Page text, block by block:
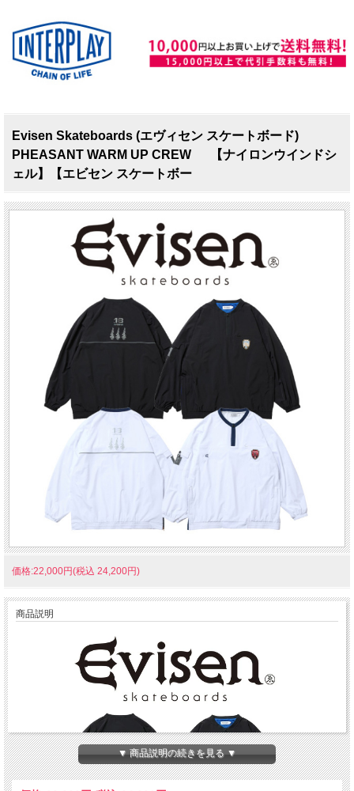
Evisen Skateboards (エヴィセン スケートボード)
PHEASANT WARM UP CREW 【ナイロンウインドシ
ェル】【エビセン スケートボー
価格:22,000円(税込 24,200円)
商品説明
▼ 商品説明の続きを見る ▼